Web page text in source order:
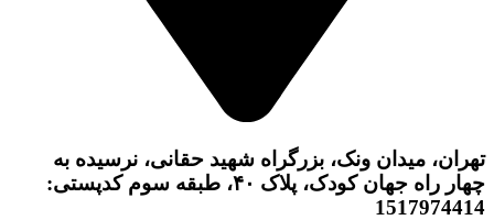
تهران، میدان ونک، بزرگراه شهید حقانی، نرسیده به
چهار راه جهان کودک، پلاک ۴۰، طبقه سوم کدپستی:
1517974414